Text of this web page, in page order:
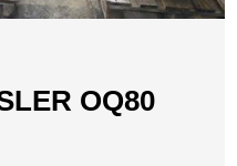
OQ80